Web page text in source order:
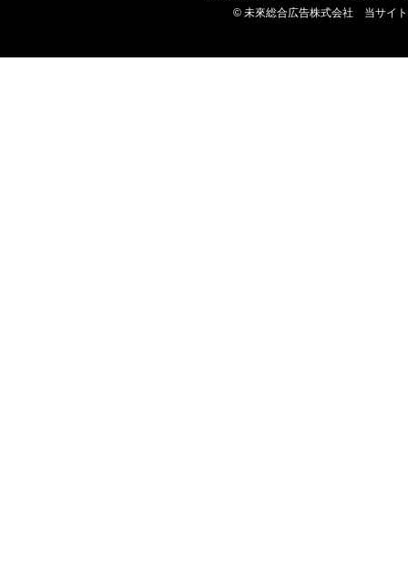
© 未來総合広告株式会社 当サイ